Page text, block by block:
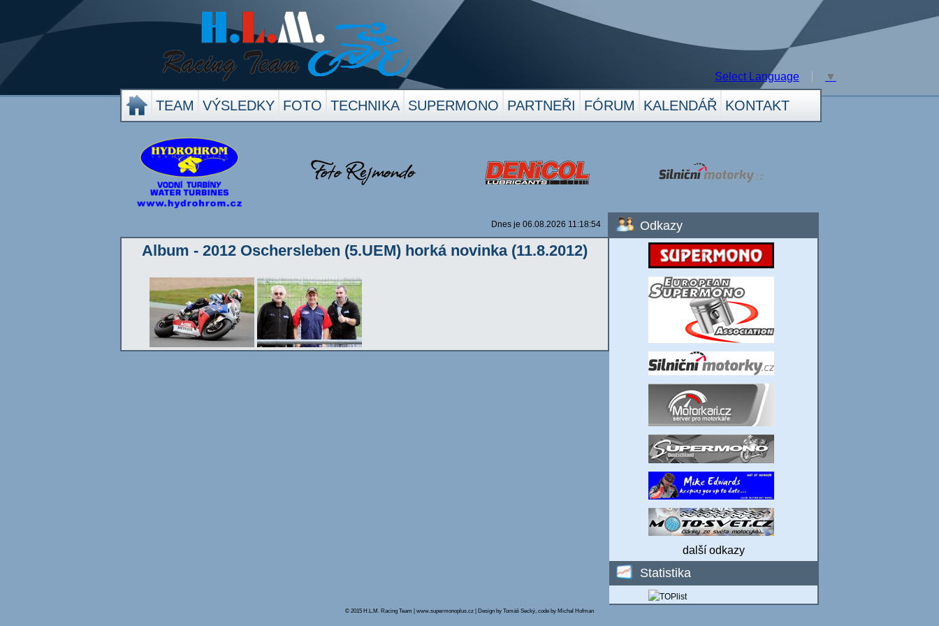
Select Language ▼
TEAM VÝSLEDKY FOTO TECHNIKA SUPERMONO PARTNEŘI FÓRUM KALENDÁŘ KONTAKT
Dnes je 06.08.2026 11:18:54
Album - 2012 Oschersleben (5.UEM) horká novinka (11.8.2012)
Odkazy
další odkazy
Statistika
© 2015 H.L.M. Racing Team | www.supermonoplus.cz | Design by Tomáš Secký, code by Michal Hofman